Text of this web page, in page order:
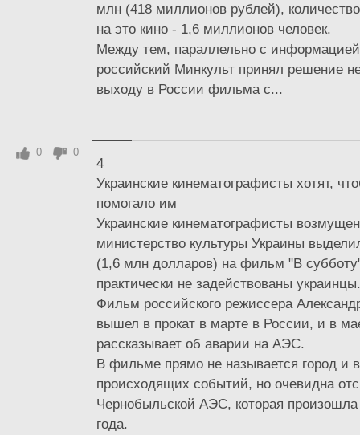
млн (418 миллионов рублей),
на это кино - 1,6 миллионов человек.
Между тем, параллельно с
российский Минкульт принял решение
выходу в России фильма с...
4
Украинские кинематографисты хотят,
помогало им
Украинские кинематографисты
министерство культуры Украины
(1,6 млн долларов) на фильм "В
практически не задействованы украинцы.
Фильм российского режиссера
вышел в прокат в марте в России, и в
рассказывает об аварии на АЭС.
В фильме прямо не называется город и
происходящих событий, но очевидна
Чернобыльской АЭС, которая произошла
года.
0 0